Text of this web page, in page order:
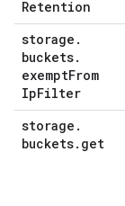
Retention
storage .
buckets.
exemptFrom
IpFilter
storage .
buckets. get